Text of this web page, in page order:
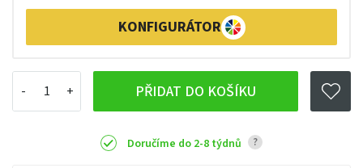
PŘIDAT DO KOŠÍKU
KONFIGURÁTOR
Doručíme do 2-8 týdnů ?